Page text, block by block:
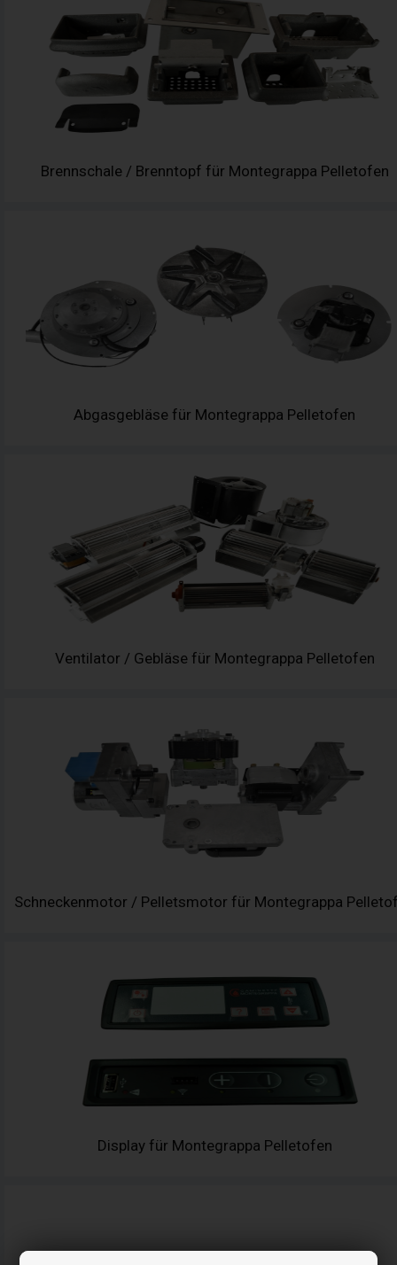
Brennschale / Brenntopf für Montegrappa Pelletofen
Abgasgebläse für Montegrappa Pelletofen
Ventilator / Gebläse für Montegrappa Pelletofen
Schneckenmotor / Pelletsmotor für Montegrappa
Display für Montegrappa Pelletofen